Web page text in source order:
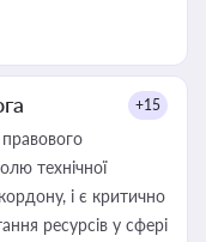
+15
технічної
і є критично
ресурсів у сфері